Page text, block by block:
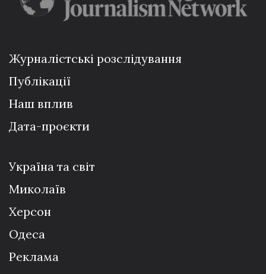
Журналістські розслідування
Публікації
Наш вплив
Дата-проєкти
Україна та світ
Миколаїв
Херсон
Одеса
Реклама